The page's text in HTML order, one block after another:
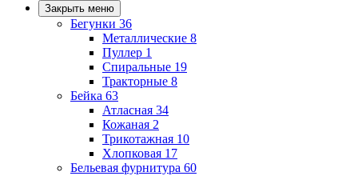
Закрыть меню
Бегунки 36
Металлические 8
Пуллер 1
Спиральные 19
Тракторные 8
Бейка 63
Атласная 34
Кожаная 2
Трикотажная 10
Хлопковая 17
Бельевая фурнитура 60